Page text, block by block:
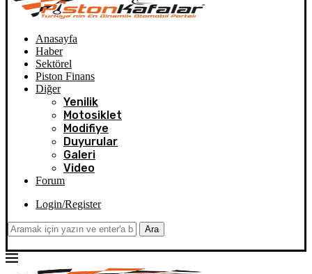
Anasayfa
Haber
Sektörel
Piston Finans
Diğer
Yenilik
Motosiklet
Modifiye
Duyurular
Galeri
Video
Forum
Login/Register
Ara